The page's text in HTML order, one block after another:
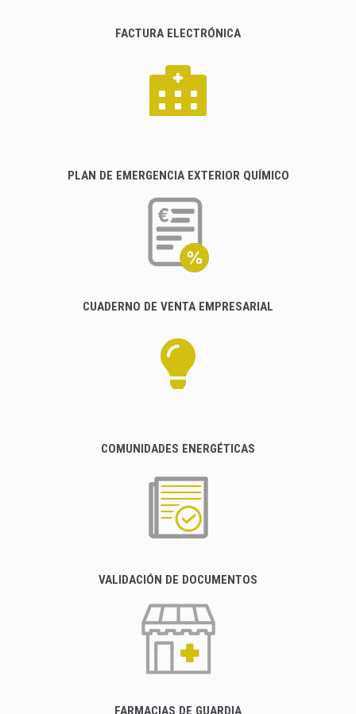
FACTURA ELECTRÓNICA
PLAN DE EMERGENCIA EXTERIOR QUÍMICO
CUADERNO DE VENTA EMPRESARIAL
COMUNIDADES ENERGÉTICAS
VALIDACIÓN DE DOCUMENTOS
FARMACIAS DE GUARDIA